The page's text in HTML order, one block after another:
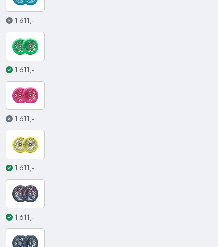
1 611,-
1 611,-
1 611,-
1 611,-
1 611,-